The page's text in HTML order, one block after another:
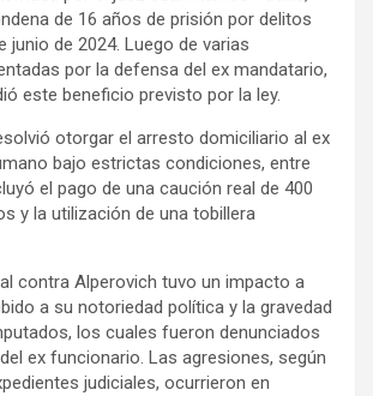
de 16 años de prisión por delitos
junio de 2024. Luego de varias
por la defensa del ex mandatario,
este beneficio previsto por la ley.
otorgar el arresto domiciliario al ex
bajo estrictas condiciones, entre
el pago de una caución real de 400
y la utilización de una tobillera
contra Alperovich tuvo un impacto a
a su notoriedad política y la gravedad
los cuales fueron denunciados
ex funcionario. Las agresiones, según
judiciales, ocurrieron en